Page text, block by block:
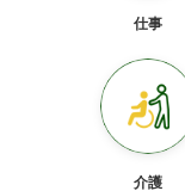
仕事
介護